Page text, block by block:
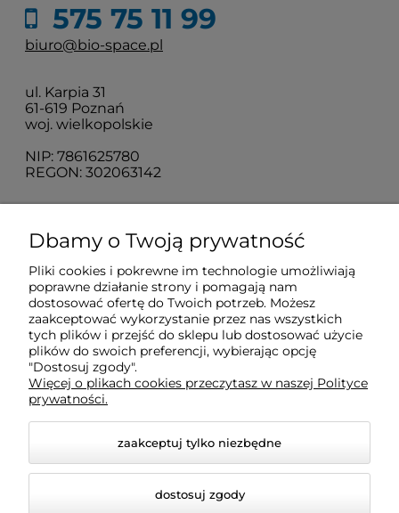
575 75 11 99
biuro@bio-space.pl
ul. Karpia 31
61-619 Poznań
woj. wielkopolskie
NIP: 7861625780
REGON: 302063142
O nas
Obsługa klienta
Pomoc
Moje konto
Dbamy o Twoją prywatność
Pliki cookies i pokrewne im technologie umożliwiają
poprawne działanie strony i pomagają nam
dostosować ofertę do Twoich potrzeb. Możesz
zaakceptować wykorzystanie przez nas wszystkich
tych plików i przejść do sklepu lub dostosować użycie
plików do swoich preferencji, wybierając opcję
"Dostosuj zgody".
Więcej o plikach cookies przeczytasz w naszej Polityce
prywatności.
zaakceptuj tylko niezbędne
dostosuj zgody